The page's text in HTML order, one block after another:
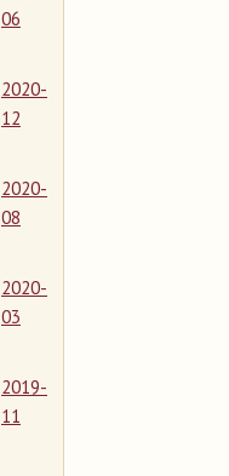
06
2020-
12
2020-
08
2020-
03
2019-
11